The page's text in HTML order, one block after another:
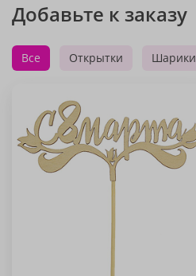
Добавьте к заказу
Все Открытки Шарики